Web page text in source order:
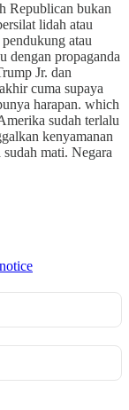
Republican bukan
lidah atau
atau
dengan propaganda
Jr. dan
cuma supaya
harapan. which
sudah terlalu
kenyamanan
mati. Negara